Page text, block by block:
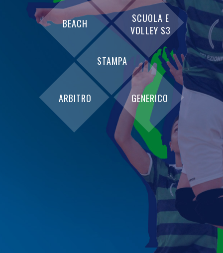
GENERICO
BEACH
STAMPA
ARBITRO
SCUOLA E
VOLLEY S3